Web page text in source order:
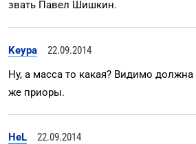
звать Павел Шишкин.
Keypa
22.09.2014
Ну, а масса то какая? Видимо
же приоры.
HeL
22.09.2014